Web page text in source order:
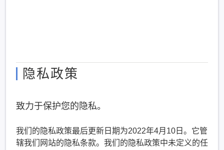
隐私政策
致力于保护您的隐私。
我们的隐私政策最后更新日期为2022年4月10日。它管
辖我们网站的隐私条款。我们的隐私政策中未定义的任